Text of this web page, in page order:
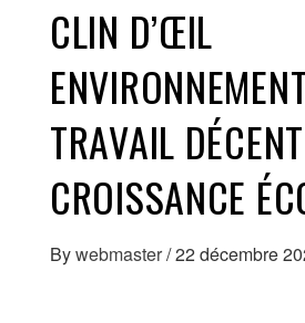
CLIN D’ŒIL
TRAVAIL
CROISSANCE
Bywebmaster/22 décembre